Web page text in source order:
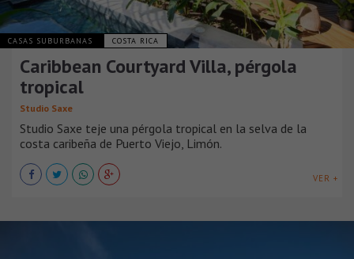
CASAS SUBURBANAS COSTA RICA
Caribbean Courtyard Villa, pérgola
tropical
Studio Saxe
Studio Saxe teje una pérgola tropical en la selva de la
costa caribeña de Puerto Viejo, Limón.
VER +